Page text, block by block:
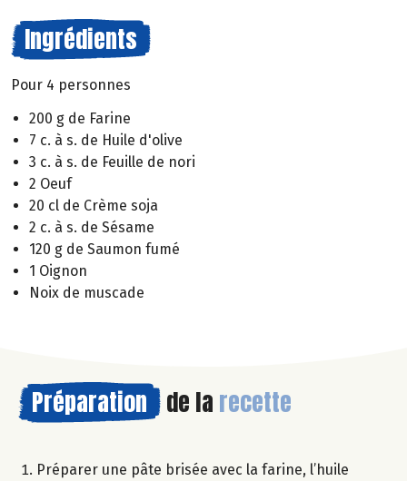
Ingrédients
Pour 4 personnes
200 g de Farine
7 c. à s. de Huile d'olive
3 c. à s. de Feuille de nori
2 Oeuf
20 cl de Crème soja
2 c. à s. de Sésame
120 g de Saumon fumé
1 Oignon
Noix de muscade
Préparation de la recette
Préparer une pâte brisée avec la farine, l’huile